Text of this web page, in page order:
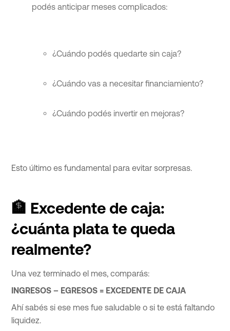
podés anticipar meses complicados:
¿Cuándo podés quedarte sin caja?
¿Cuándo vas a necesitar financiamiento?
¿Cuándo podés invertir en mejoras?
Esto último es fundamental para evitar sorpresas.
🏦 Excedente de caja:
¿cuánta plata te queda
realmente?
Una vez terminado el mes, comparás:
INGRESOS – EGRESOS = EXCEDENTE DE CAJA
Ahí sabés si ese mes fue saludable o si te está faltando
liquidez.